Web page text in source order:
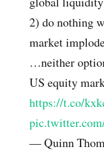
2) do nothing
market
…neither
US equity
https://t.co/
— Quinn